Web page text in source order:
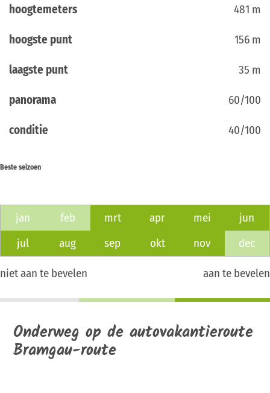
hoogtemeters 481 m
hoogste punt 156 m
laagste punt 35 m
panorama 60/100
conditie 40/100
Beste seizoen
jan feb mrt apr mei
jun
jul
aug sep okt nov dec
niet aan te bevelen aan te bevelen
Onderweg op de autovakantieroute
Bramgau-route